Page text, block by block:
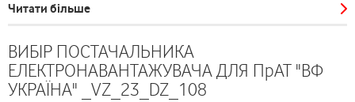
Читати більше
ВИБІР ПОСТАЧАЛЬНИКА
ЕЛЕКТРОНАВАНТАЖУВАЧА ДЛЯ ПрАТ "ВФ
УКРАЇНА" _VZ_23_DZ_108